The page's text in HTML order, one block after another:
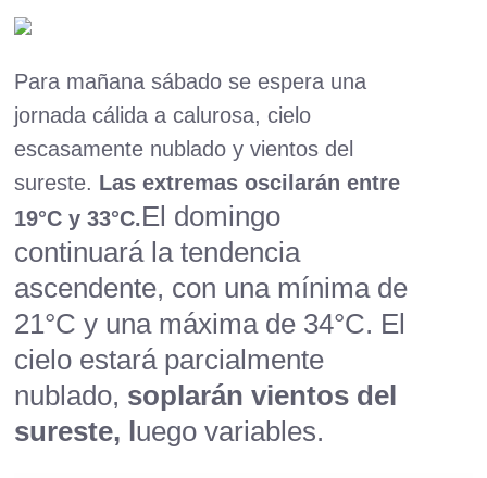
Para mañana sábado se espera una
jornada cálida a calurosa, cielo
escasamente nublado y vientos del
sureste. Las extremas oscilarán entre
19°C y 33°C.El domingo
continuará la tendencia
ascendente, con una mínima de
21°C y una máxima de 34°C. El
cielo estará parcialmente
nublado, soplarán vientos del
sureste, l uego variables.